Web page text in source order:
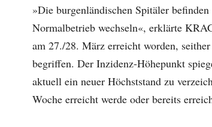
»Die burgenländischen Spitäler
Normalbetrieb wechseln«, erklärte
am 27./28. März erreicht worden,
begriffen. Der Inzidenz-Höhepunkt
aktuell ein neuer Höchststand zu
Woche erreicht werde oder bereits